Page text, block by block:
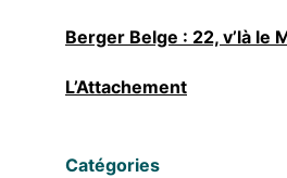
Berger Belge : 22, v’là le
L’Attachement
Catégories